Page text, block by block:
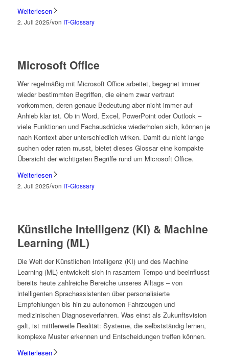
Weiterlesen
2. Juli 2025/von IT-Glossary
Microsoft Office
Wer regelmäßig mit Microsoft Office arbeitet, begegnet immer
wieder bestimmten Begriffen, die einem zwar vertraut
vorkommen, deren genaue Bedeutung aber nicht immer auf
Anhieb klar ist. Ob in Word, Excel, PowerPoint oder Outlook –
viele Funktionen und Fachausdrücke wiederholen sich, können je
nach Kontext aber unterschiedlich wirken. Damit du nicht lange
suchen oder raten musst, bietet dieses Glossar eine kompakte
Übersicht der wichtigsten Begriffe rund um Microsoft Office.
Weiterlesen
2. Juli 2025/von IT-Glossary
Künstliche Intelligenz (KI) & Machine
Learning (ML)
Die Welt der Künstlichen Intelligenz (KI) und des Machine
Learning (ML) entwickelt sich in rasantem Tempo und beeinflusst
bereits heute zahlreiche Bereiche unseres Alltags – von
intelligenten Sprachassistenten über personalisierte
Empfehlungen bis hin zu autonomen Fahrzeugen und
medizinischen Diagnoseverfahren. Was einst als Zukunftsvision
galt, ist mittlerweile Realität: Systeme, die selbstständig lernen,
komplexe Muster erkennen und Entscheidungen treffen können.
Weiterlesen